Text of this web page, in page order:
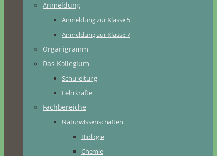
Anmeldung
Anmeldung zur Klasse 5
Anmeldung zur Klasse 7
Organigramm
Das Kollegium
Schulleitung
Lehrkräfte
Fachbereiche
Naturwissenschaften
Biologie
Chemie